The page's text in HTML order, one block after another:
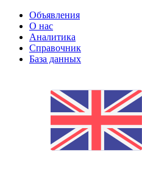
Объявления
О нас
Аналитика
Справочник
База данных